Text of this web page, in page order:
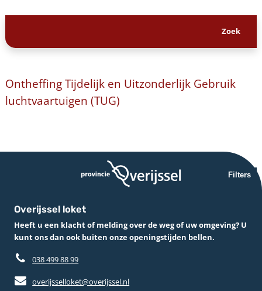
Ontheffing Tijdelijk en Uitzonderlijk Gebruik
luchtvaartuigen (TUG)
Filters
Overijssel loket
Heeft u een klacht of melding over de weg of uw omgeving? U
kunt ons dan ook buiten onze openingstijden bellen.
038 499 88 99
overijsselloket@overijssel.nl